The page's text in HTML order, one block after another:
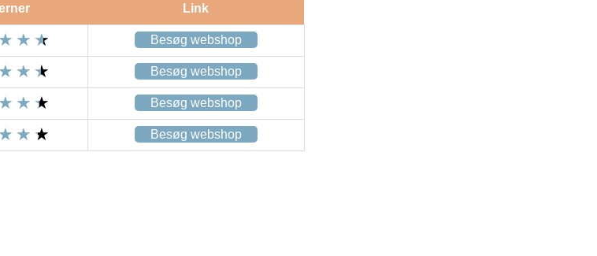
Link
Besøg webshop
Besøg webshop
Besøg webshop
Besøg webshop